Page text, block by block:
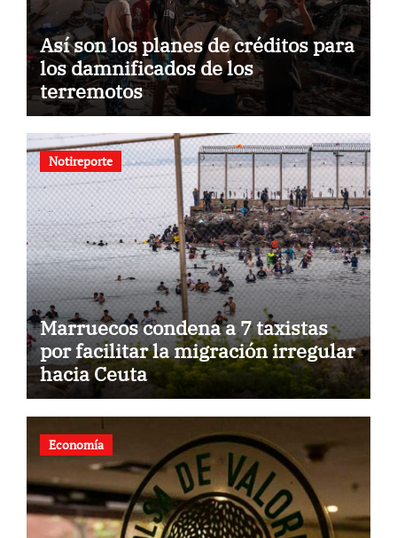
Así son los planes de créditos para
los damnificados de los
terremotos
Notireporte
Marruecos condena a 7 taxistas
por facilitar la migración irregular
hacia Ceuta
Economía